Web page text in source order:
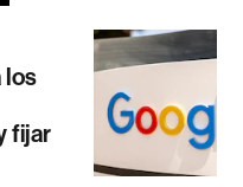
los
fijar